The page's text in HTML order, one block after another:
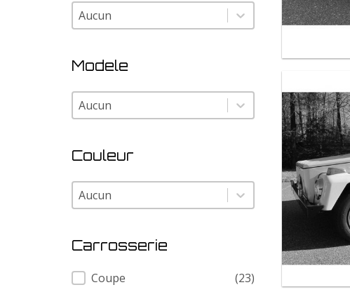
Marque
Marque
Modele
Modele
Modele
Couleur
Couleur
Couleur
Carrosserie
Carrosserie
Coupe
(23)